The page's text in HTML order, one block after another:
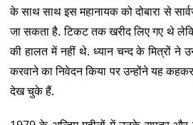
के साथ साथ इस महानायक को दोबारा से
जा सकता है. टिकट तक खरीद लिए गए थे
की हालत में नहीं थे. ध्यान चन्द के मित्रों
करवाने का निवेदन किया पर उन्होंने यह
देख चुके हैं.